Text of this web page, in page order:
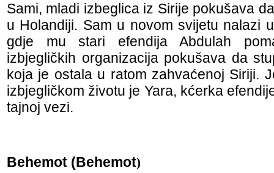
Sami, mladi izbeglica iz Sirije pokušava
u Holandiji. Sam u novom svijetu nalazi
gdje mu stari efendija Abdulah
izbjegličkih organizacija pokušava da
koja je ostala u ratom zahvaćenoj Siriji.
izbjegličkom životu je Yara, kćerka
tajnoj vezi.
Behemot (Behemot)